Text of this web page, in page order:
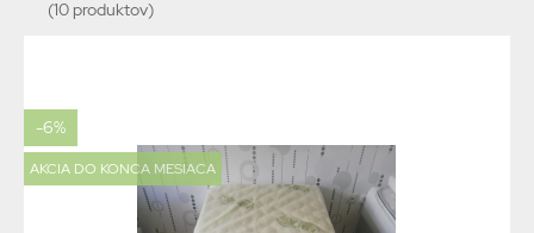
(10 produktov)
-6%
AKCIA DO KONCA MESIACA